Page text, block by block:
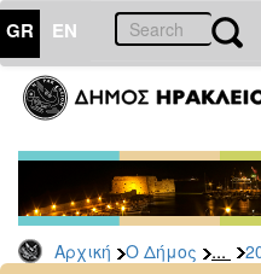
GR EN
Αρχική Ο Δήμος ...
ΔΗΜΟΣ
Δελτία
Τύπου
Αρχείο
2026